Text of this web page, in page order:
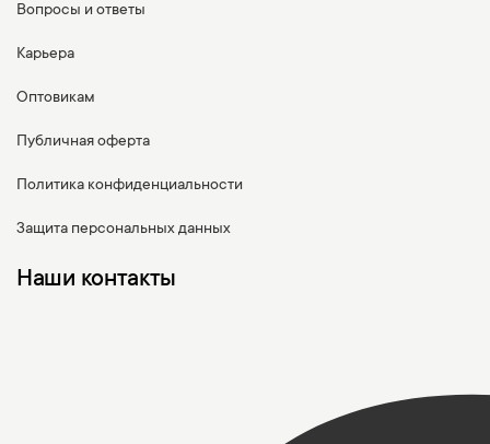
Вопросы и ответы
Карьера
Оптовикам
Публичная оферта
Политика конфиденциальности
Защита персональных данных
Наши контакты